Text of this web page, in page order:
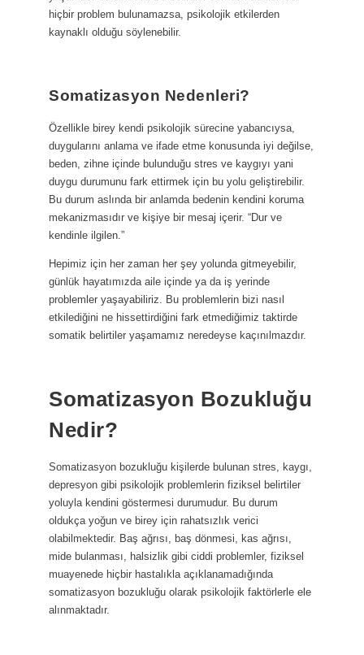
hiçbir problem bulunamazsa, psikolojik etkilerden
kaynaklı olduğu söylenebilir.
Somatizasyon Nedenleri?
Özellikle birey kendi psikolojik sürecine yabancıysa,
duygularını anlama ve ifade etme konusunda iyi değilse,
beden, zihne içinde bulunduğu stres ve kaygıyı yani
duygu durumunu fark ettirmek için bu yolu geliştirebilir.
Bu durum aslında bir anlamda bedenin kendini koruma
mekanizmasıdır ve kişiye bir mesaj içerir. “Dur ve
kendinle ilgilen.”
Hepimiz için her zaman her şey yolunda gitmeyebilir,
günlük hayatımızda aile içinde ya da iş yerinde
problemler yaşayabiliriz. Bu problemlerin bizi nasıl
etkilediğini ne hissettirdiğini fark etmediğimiz taktirde
somatik belirtiler yaşamamız neredeyse kaçınılmazdır.
Somatizasyon Bozukluğu
Nedir?
Somatizasyon bozukluğu kişilerde bulunan stres, kaygı,
depresyon gibi psikolojik problemlerin fiziksel belirtiler
yoluyla kendini göstermesi durumudur. Bu durum
oldukça yoğun ve birey için rahatsızlık verici
olabilmektedir. Baş ağrısı, baş dönmesi, kas ağrısı,
mide bulanması, halsizlik gibi ciddi problemler, fiziksel
muayenede hiçbir hastalıkla açıklanamadığında
somatizasyon bozukluğu olarak psikolojik faktörlerle ele
alınmaktadır.